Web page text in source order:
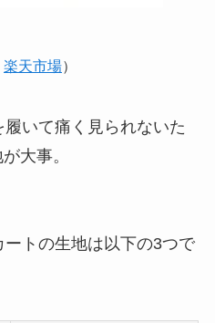
楽天市場）
いて痛く見られないた
大事。
トの生地は以下の3つで